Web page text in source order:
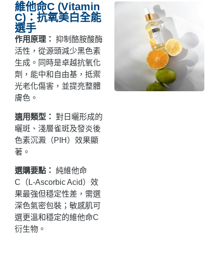
維他命C (Vitamin
C)：抗氧美白全能
選手
作用原理： 抑制酪胺酸酶
活性，從源頭減少黑色素
生成。同時是卓越抗氧化
劑，能中和自由基，抵禦
光老化傷害，並提亮整體
膚色。
適用類型： 對日曬形成的
曬斑、淺層雀斑及發炎後
色素沉澱（PIH）效果顯
著。
選購要點： 純維他命
C（L-Ascorbic Acid）效
果最強但穩定性差，需選
深色氣密包裝；敏感肌可
選更溫和穩定的維他命C
衍生物。